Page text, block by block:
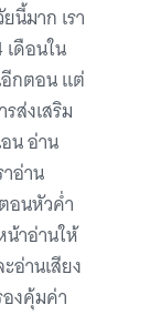
นี้มาก เรา
ดือนใน
อีกตอน แต่
ส่งเสริม
น อ่าน
อ่าน
อนหัวค่ำ
าอ่านให้
อ่านเสียง
งคุ้มค่า